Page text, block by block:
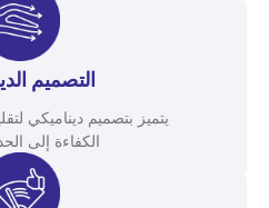
التصميم
يتميز بتصميم ديناميكي
الكفاءة إلى